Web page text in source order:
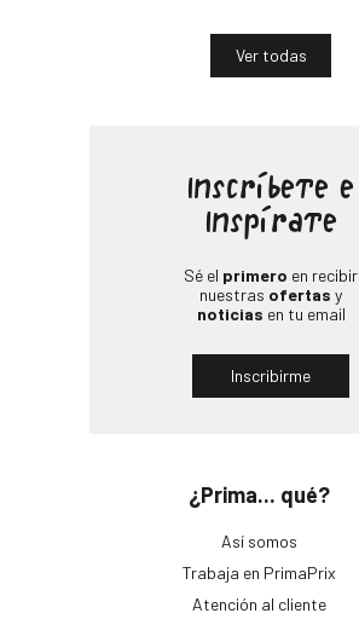
Ver todas
¿Prima... qué?
Así somos
Trabaja en PrimaPrix
Atención al cliente
Inscríbete e
Inspírate
Sé el primero en recibir
nuestras ofertas y
noticias en tu email
Inscribirme